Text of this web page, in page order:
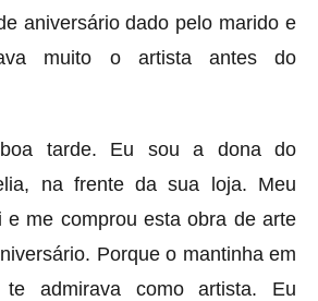
aniversário dado pelo marido e
muito o artista antes do
boa tarde. Eu sou a dona do
na frente da sua loja. Meu
e me comprou esta obra de arte
Porque o mantinha em
admirava como artista. Eu